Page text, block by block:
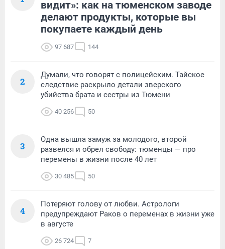
видит»: как на тюменском заводе
делают продукты, которые вы
покупаете каждый день
97 687 144
2
Думали, что говорят с полицейским. Тайское
следствие раскрыло детали зверского
убийства брата и сестры из Тюмени
40 256 50
3
Одна вышла замуж за молодого, второй
развелся и обрел свободу: тюменцы — про
перемены в жизни после 40 лет
30 485 50
4
Потеряют голову от любви. Астрологи
предупреждают Раков о переменах в жизни уже
в августе
26 724 7